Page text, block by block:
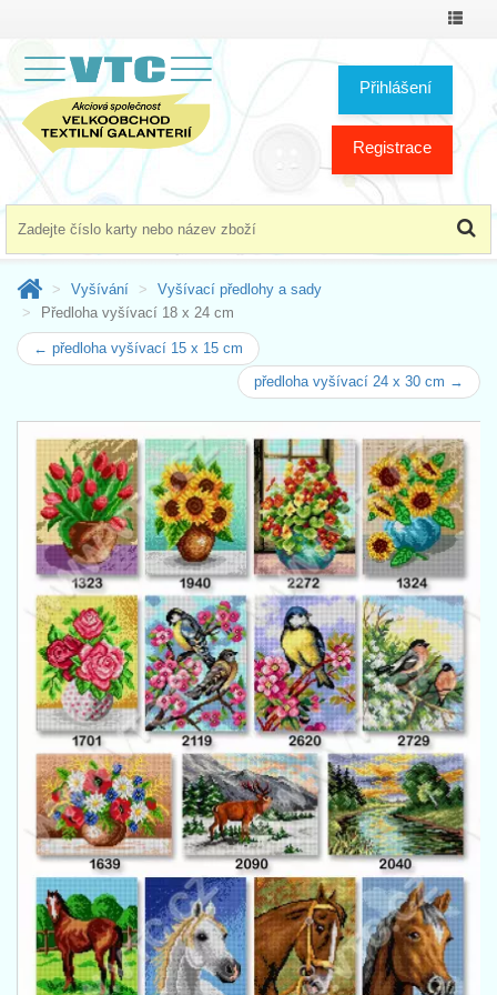
Přihlášení
Registrace
Vyšívání
Vyšívací předlohy a sady
Předloha vyšívací 18 x 24 cm
← předloha vyšívací 15 x 15 cm
předloha vyšívací 24 x 30 cm →